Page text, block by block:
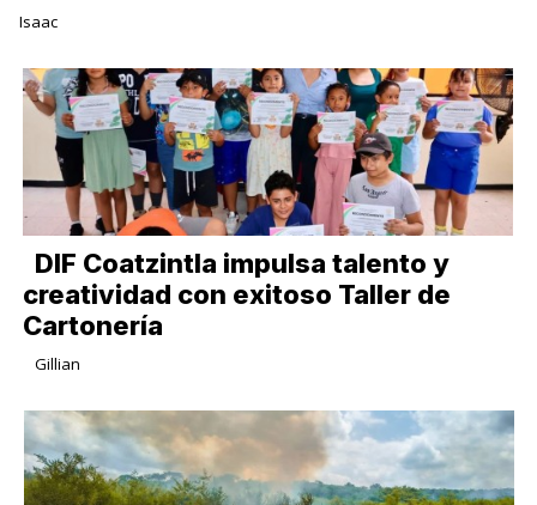
Isaac
DIF Coatzintla impulsa talento y
creatividad con exitoso Taller de
Cartonería
Gillian